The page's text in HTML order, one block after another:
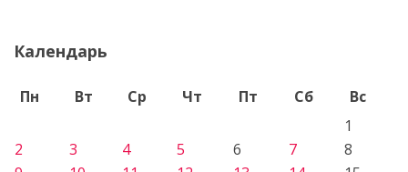
Календарь
Пн Вт Ср Чт Пт Сб
Вс
1
2
3 4 5 6 7
8